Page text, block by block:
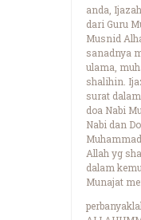
anda,
dari Guru
Musnid
sanadnya
ulama,
shalihin.
surat
doa Nabi
Nabi dan
Allah yg
dalam
Munajat